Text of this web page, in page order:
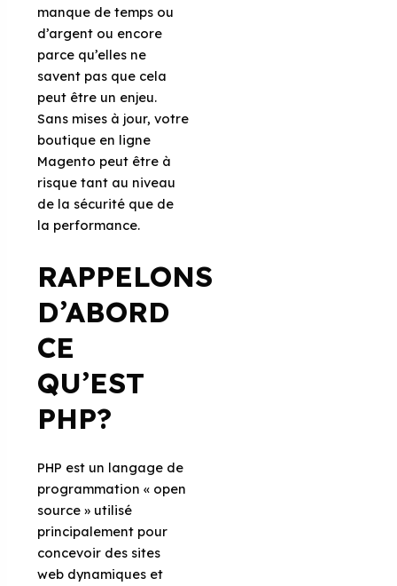
manque de temps ou
d’argent ou encore
parce qu’elles ne
savent pas que cela
peut être un enjeu.
Sans mises à jour, votre
boutique en ligne
Magento peut être à
risque tant au niveau
de la sécurité que de
la performance.
RAPPELONS
D’ABORD
CE
QU’EST
PHP?
PHP est un langage de
programmation « open
source » utilisé
principalement pour
concevoir des sites
web dynamiques et